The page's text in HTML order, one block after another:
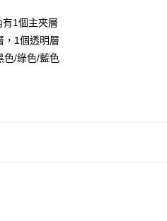
1個主夾層
，1個透明層
色/綠色/藍色